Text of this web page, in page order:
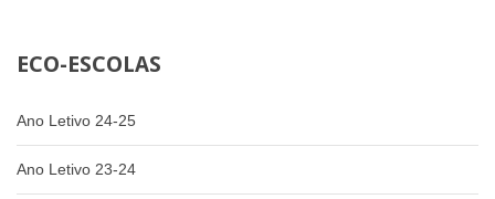
ECO-ESCOLAS
Ano Letivo 24-25
Ano Letivo 23-24